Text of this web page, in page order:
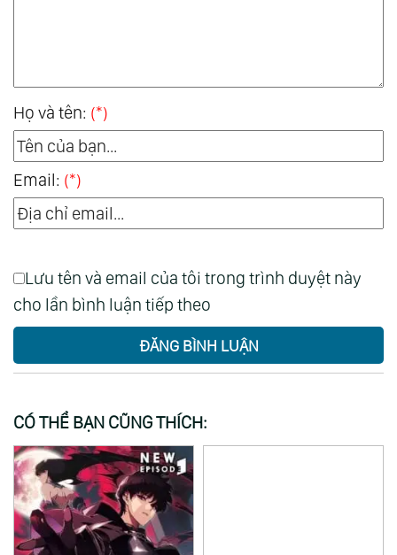
Họ và tên: (*)
Email: (*)
Lưu tên và email của tôi trong trình duyệt này
cho lần bình luận tiếp theo
ĐĂNG BÌNH LUẬN
CÓ THỂ BẠN CŨNG THÍCH: